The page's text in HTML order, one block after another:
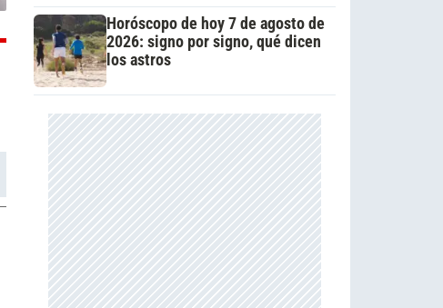
Horóscopo de hoy 7 de agosto de
2026: signo por signo, qué dicen
los astros